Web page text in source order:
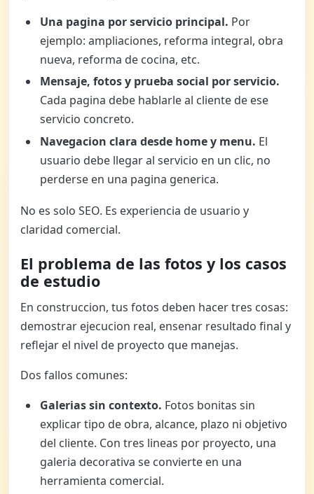
Una pagina por servicio principal. Por
ejemplo: ampliaciones, reforma integral, obra
nueva, reforma de cocina, etc.
Mensaje, fotos y prueba social por servicio.
Cada pagina debe hablarle al cliente de ese
servicio concreto.
Navegacion clara desde home y menu. El
usuario debe llegar al servicio en un clic, no
perderse en una pagina generica.
No es solo SEO. Es experiencia de usuario y
claridad comercial.
El problema de las fotos y los casos
de estudio
En construccion, tus fotos deben hacer tres cosas:
demostrar ejecucion real, ensenar resultado final y
reflejar el nivel de proyecto que manejas.
Dos fallos comunes:
Galerias sin contexto. Fotos bonitas sin
explicar tipo de obra, alcance, plazo ni objetivo
del cliente. Con tres lineas por proyecto, una
galeria decorativa se convierte en una
herramienta comercial.